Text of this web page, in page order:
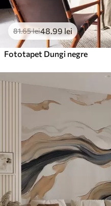
81.65lei48.99 lei
Fototapet Dungi negre